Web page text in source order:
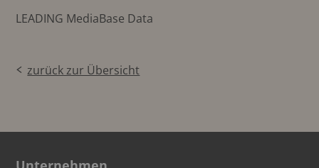
LEADING MediaBase Data
zurück zur Übersicht